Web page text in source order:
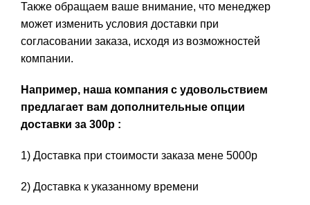
Также обращаем ваше внимание, что менеджер
может изменить условия доставки при
согласовании заказа, исходя из возможностей
компании.
Например, наша компания с удовольствием
предлагает вам дополнительные опции
доставки за 300р :
1) Доставка при стоимости заказа мене 5000р
2) Доставка к указанному времени